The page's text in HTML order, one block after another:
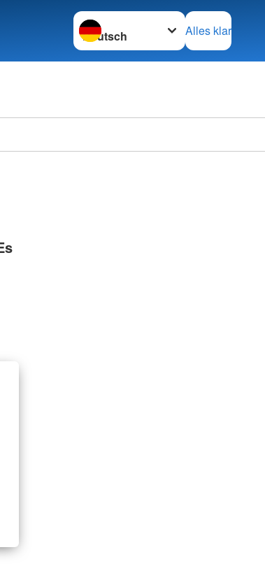
Sprache wechseln zu
Alles klar
DRK